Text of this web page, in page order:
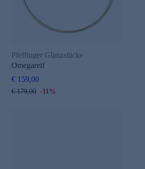
Pfeffinger Glanzstücke
Omegareif
€ 159,00
€ 179,00 -11%